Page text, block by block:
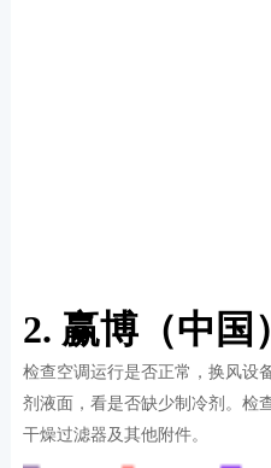
2. 赢博（中国
检查空调运行是否正常，换风设
剂液面，看是否缺少制冷剂。检
干燥过滤器及其他附件。